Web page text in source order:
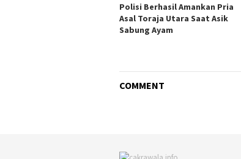
Polisi Berhasil Amankan Pria
Asal Toraja Utara Saat Asik
Sabung Ayam
COMMENT